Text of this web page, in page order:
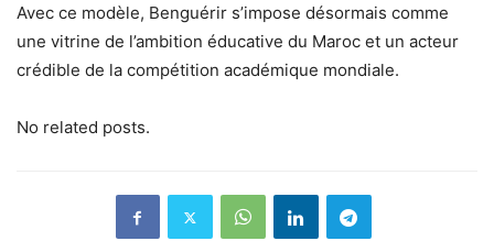
Avec ce modèle, Benguérir s’impose désormais comme
une vitrine de l’ambition éducative du Maroc et un acteur
crédible de la compétition académique mondiale.
No related posts.